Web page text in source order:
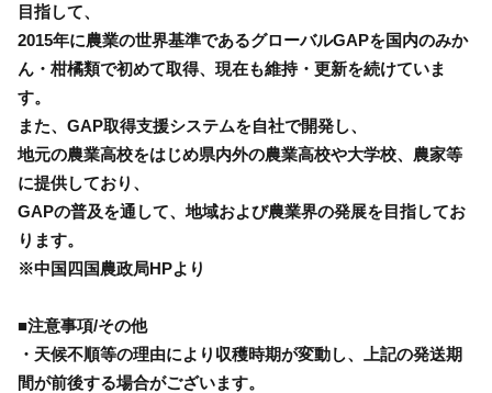
目指して、
2015年に農業の世界基準であるグローバルGAPを国内のみか
ん・柑橘類で初めて取得、現在も維持・更新を続けていま
す。
また、GAP取得支援システムを自社で開発し、
地元の農業高校をはじめ県内外の農業高校や大学校、農家等
に提供しており、
GAPの普及を通して、地域および農業界の発展を目指してお
ります。
※中国四国農政局HPより
■注意事項/その他
・天候不順等の理由により収穫時期が変動し、上記の発送期
間が前後する場合がございます。